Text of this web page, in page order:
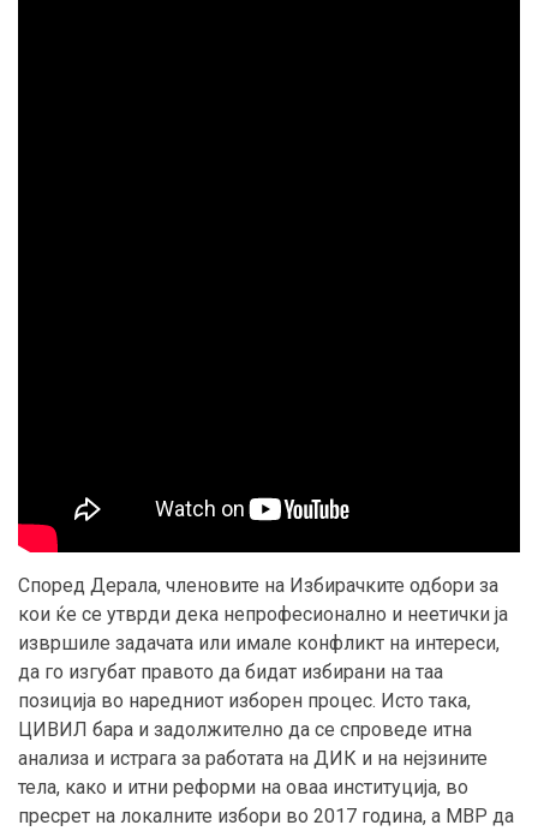
Според Дерала, членовите на Избирачките одбори за
кои ќе се утврди дека непрофесионално и неетички ја
извршиле задачата или имале конфликт на интереси,
да го изгубат правото да бидат избирани на таа
позиција во наредниот изборен процес. Исто така,
ЦИВИЛ бара и задолжително да се спроведе итна
анализа и истрага за работата на ДИК и на нејзините
тела, како и итни реформи на оваа институција, во
пресрет на локалните избори во 2017 година, а МВР да